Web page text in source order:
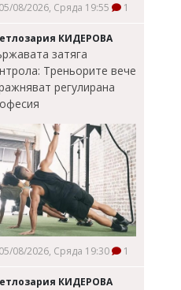
05/08/2026, Сряда 19:55 1
КИДЕРОВА
затяга
Треньорите вече
регулирана
05/08/2026, Сряда 19:30 1
КИДЕРОВА